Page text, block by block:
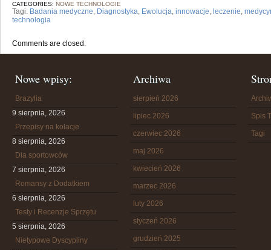
CATEGORIES: NOWE TECHNOLOGIE
Tagi: Badania medyczne, Diagnostyka, Ewolucja, innowacje, leczenie,
technologia
Comments are closed.
Nowe wpisy:
Brazylia
9 sierpnia, 2026
Przepisy na kolacje
8 sierpnia, 2026
Dla sportowców
7 sierpnia, 2026
Romansy z Dodatkiem
6 sierpnia, 2026
Testy i Recenzje Sprzętu
5 sierpnia, 2026
Nietypowe Dyscypliny
Archiwa
sierpień 2026
lipiec 2026
czerwiec 2026
maj 2026
kwiecień 2026
marzec 2026
luty 2026
styczeń 2026
grudzień 2025
Spis
Tagi